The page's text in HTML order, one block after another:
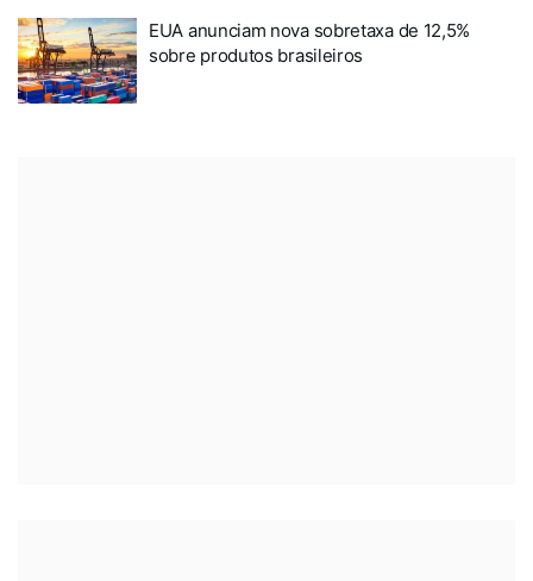
EUA anunciam nova sobretaxa de 12,5%
sobre produtos brasileiros